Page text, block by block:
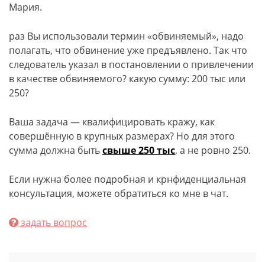
Мария.
раз Вы использовали термин «обвиняемый», надо
полагать, что обвинение уже предъявлено. Так что
следователь указал в постановлении о привлечении
в качестве обвиняемого? какую сумму: 200 тыс или
250?
Ваша задача — квалифицировать кражу, как
совершённую в крупных размерах? Но для этого
сумма должна бытьсвыше 250 тыс, а не ровно 250.
Если нужна более подробная и крнфиденциальная
консультация, можете обратиться ко мне в чат.
задать вопрос